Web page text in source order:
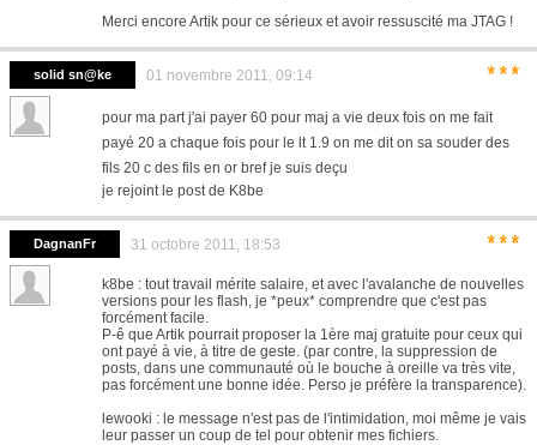
Merci encore Artik pour ce sérieux et avoir ressuscité ma JTAG !
solid sn@ke 01 novembre 2011, 09:14 ***
pour ma part j'ai payer 60 pour maj a vie deux fois on me fait
payé 20 a chaque fois pour le lt 1.9 on me dit on sa souder des
fils 20 c des fils en or bref je suis deçu
je rejoint le post de K8be
DagnanFr 31 octobre 2011, 18:53 ***
k8be : tout travail mérite salaire, et avec l'avalanche de nouvelles
versions pour les flash, je *peux* comprendre que c'est pas
forcément facile.
P-ê que Artik pourrait proposer la 1ère maj gratuite pour ceux qui
ont payé à vie, à titre de geste. (par contre, la suppression de
posts, dans une communauté où le bouche à oreille va très vite,
pas forcément une bonne idée. Perso je préfère la transparence).
lewooki : le message n'est pas de l'intimidation, moi même je vais
leur passer un coup de tel pour obtenir mes fichiers.